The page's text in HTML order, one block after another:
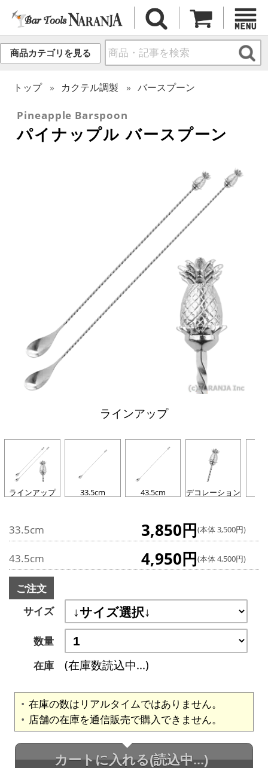
商品カテゴリを見る
トップ カクテル調製 バースプーン
Pineapple Barspoon
パイナップル バースプーン
ラインアップ
ラインアップ 33.5cm 43.5cm デコレーション
33.5cm 3,850円(本体 3,500円)
43.5cm 4,950円(本体 4,500円)
ご注文
サイズ
数量
在庫
(在庫数読込中...)
在庫の数はリアルタイムではありません。
店舗の在庫を通信販売で購入できません。
カートに入れる(読込中...)